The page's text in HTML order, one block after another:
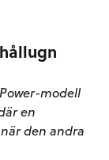
modell
en
den andra